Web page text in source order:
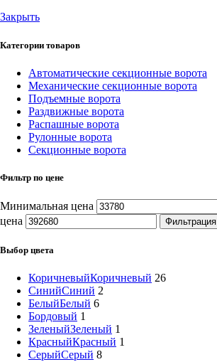
Закрыть
Категории товаров
Автоматические секционные ворота
Механические секционные ворота
Подъемные ворота
Раздвижные ворота
Распашные ворота
Рулонные ворота
Секционные ворота
Фильтр по цене
Минимальная цена
цена
Фильтрация
Выбор цвета
КоричневыйКоричневый 26
СинийСиний 2
БелыйБелый 6
Бордовый 1
ЗеленыйЗеленый 1
КрасныйКрасный 1
СерыйСерый 8